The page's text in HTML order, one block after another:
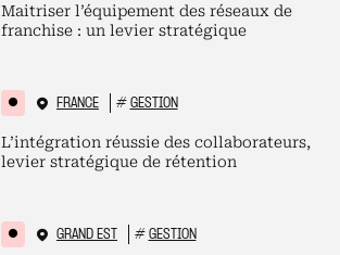
Maitriser l’équipement des réseaux de
franchise : un levier stratégique
FRANCE # GESTION
L’intégration réussie des collaborateurs,
levier stratégique de rétention
GRAND EST # GESTION